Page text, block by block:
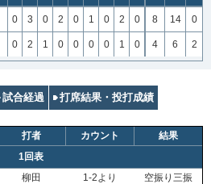
0 3 0 2 0 1 0 2 0 8 14 0
0 2 1 0 0 0 0 1 0 4 6 2
試合経過 打席結果・投打成績
打者 カウント
結果
1回表
柳田 1-2より 空振り三振